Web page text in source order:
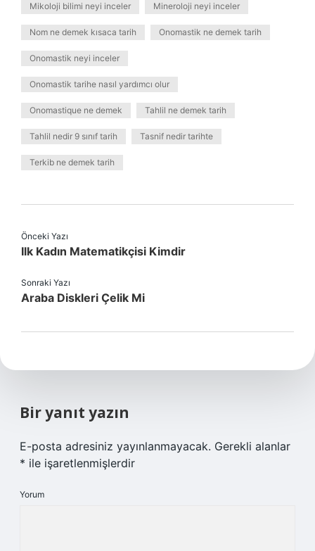
Mikoloji bilimi neyi inceler Mineroloji neyi inceler
Nom ne demek kısaca tarih Onomastik ne demek tarih
Onomastik neyi inceler
Onomastik tarihe nasıl yardımcı olur
Onomastique ne demek Tahlil ne demek tarih
Tahlil nedir 9 sınıf tarih Tasnif nedir tarihte
Terkib ne demek tarih
Önceki Yazı
Ilk Kadın Matematikçisi Kimdir
Sonraki Yazı
Araba Diskleri Çelik Mi
Bir yanıt yazın
E-posta adresiniz yayınlanmayacak. Gerekli alanlar
* ile işaretlenmişlerdir
Yorum